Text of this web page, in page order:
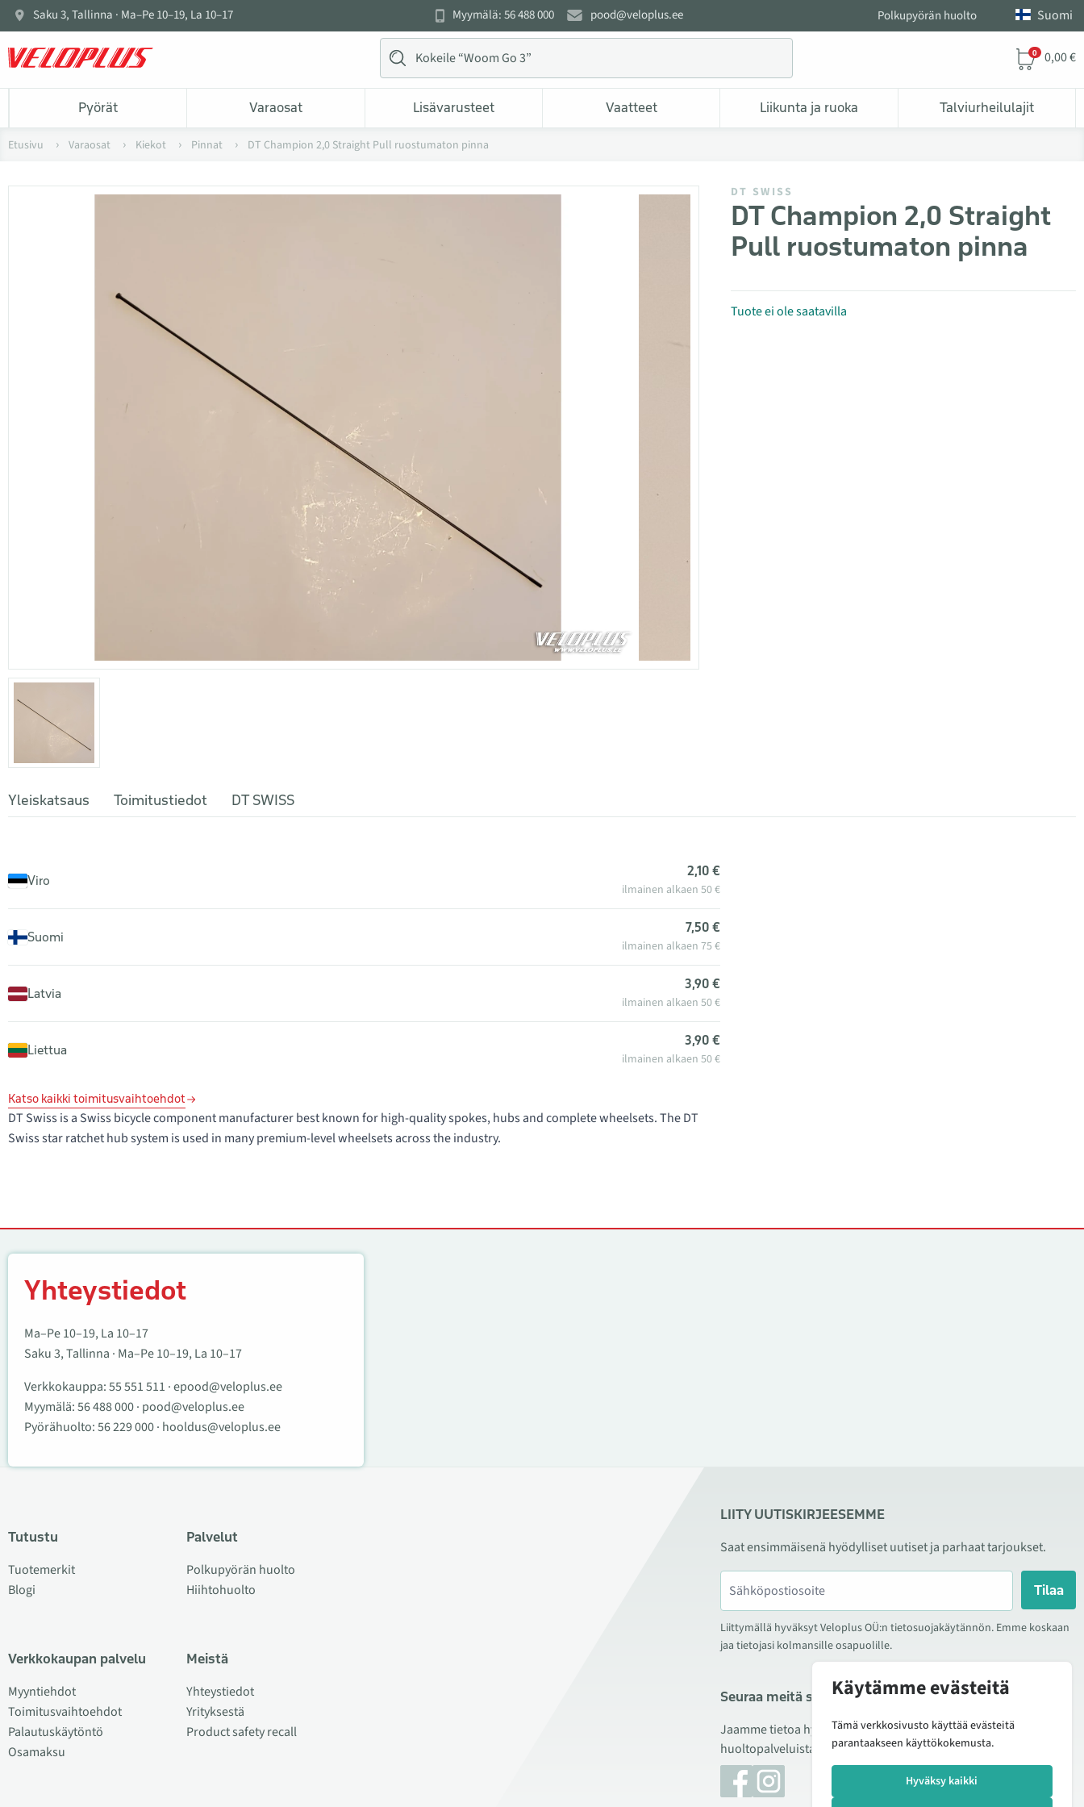
Saku 3, Tallinna · Ma–Pe 10–19, La 10–17 Myymälä: 56 488 000 pood@veloplus.ee Polkupyörän huolto Suomi
0 0,00 €
Pyörät Varaosat Lisävarusteet Vaatteet Liikunta ja ruoka Talviurheilulajit
Etusivu Varaosat Kiekot Pinnat DT Champion 2,0 Straight Pull ruostumaton pinna
DT SWISS
DT Champion 2,0 Straight
Pull ruostumaton pinna
Tuote ei ole saatavilla
Yleiskatsaus Toimitustiedot DT SWISS
Viro
2,10 €
ilmainen alkaen 50 €
Suomi
7,50 €
ilmainen alkaen 75 €
Latvia
3,90 €
ilmainen alkaen 50 €
Liettua
3,90 €
ilmainen alkaen 50 €
Katso kaikki toimitusvaihtoehdot
DT Swiss is a Swiss bicycle component manufacturer best known for high-quality spokes, hubs and complete wheelsets. The DT
Swiss star ratchet hub system is used in many premium-level wheelsets across the industry.
Yhteystiedot
Ma–Pe 10–19, La 10–17
Saku 3, Tallinna · Ma–Pe 10–19, La 10–17
Verkkokauppa:55 551 511 ·epood@veloplus.ee
Myymälä:56 488 000· pood@veloplus.ee
Pyörähuolto:56 229 000· hooldus@veloplus.ee
Tutustu
Tuotemerkit
Blogi
Verkkokaupan palvelu
Myyntiehdot
Toimitusvaihtoehdot
Palautuskäytöntö
Osamaksu
Palvelut
Polkupyörän huolto
Hiihtohuolto
Meistä
Yhteystiedot
Yrityksestä
Product safety recall
LIITY UUTISKIRJEESEMME
Saat ensimmäisenä hyödylliset uutiset ja parhaat tarjoukset.
Tilaa
Liittymällä hyväksyt Veloplus OÜ:n tietosuojakäytännön. Emme koskaan
jaa tietojasi kolmansille osapuolille.
Seuraa meitä sosiaalisessa mediassa
Jaamme tietoa hyvistä tarjouksista, uusista tuotteista ja
huoltopalveluista. Joskus julkaisemme myös tuote-esittelyjä.
Käytämme evästeitä
Tämä verkkosivusto käyttää evästeitä
parantaakseen käyttökokemusta.
Hyväksy kaikki